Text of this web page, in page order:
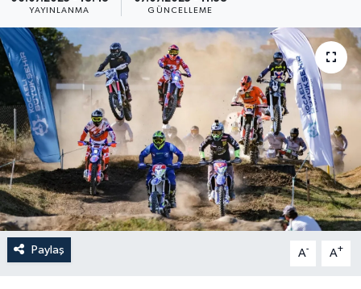
YAYINLANMA GÜNCELLEME
Paylaş A- A+
Resmi İlan
Sağlık
Siyaset
Spor
Yaşam